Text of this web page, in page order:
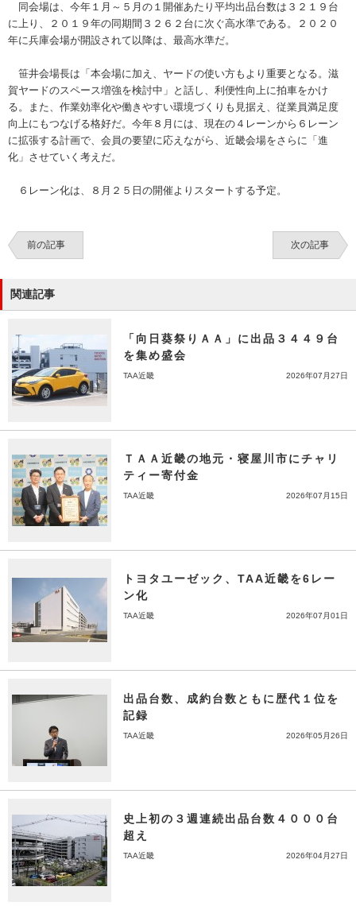
同会場は、今年１月～５月の１開催あたり平均出品台数は３２１９台
に上り、２０１９年の同期間３２６２台に次ぐ高水準である。２０２０
年に兵庫会場が開設されて以降は、最高水準だ。
笹井会場長は「本会場に加え、ヤードの使い方もより重要となる。滋
賀ヤードのスペース増強を検討中」と話し、利便性向上に拍車をかけ
る。また、作業効率化や働きやすい環境づくりも見据え、従業員満足度
向上にもつなげる格好だ。今年８月には、現在の４レーンから６レーン
に拡張する計画で、会員の要望に応えながら、近畿会場をさらに「進
化」させていく考えだ。
６レーン化は、８月２５日の開催よりスタートする予定。
前の記事 次の記事
関連記事
「向日葵祭りＡＡ」に出品３４４９台
を集め盛会
TAA近畿 2026年07月27日
ＴＡＡ近畿の地元・寝屋川市にチャリ
ティー寄付金
TAA近畿 2026年07月15日
トヨタユーゼック、TAA近畿を6レー
ン化
TAA近畿 2026年07月01日
出品台数、成約台数ともに歴代１位を
記録
TAA近畿 2026年05月26日
史上初の３週連続出品台数４０００台
超え
TAA近畿 2026年04月27日